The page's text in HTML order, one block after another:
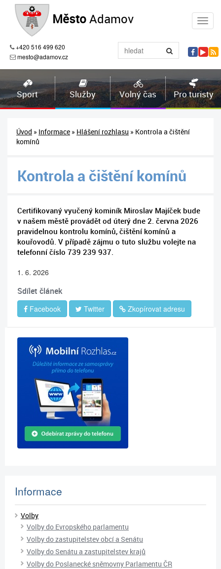
MěstoAdamov
+420 516 499 620
mesto@adamov.cz
Sport Služby Volný čas Pro turisty
Úvod » Informace » Hlášení rozhlasu » Kontrola a čištění
komínů
Kontrola a čištění komínů
Certifikovaný vyučený kominík Miroslav Majíček bude
v našem městě provádět od úterý dne 2. června 2026
pravidelnou kontrolu komínů, čištění komínů a
kouřovodů. V případě zájmu o tuto službu volejte na
telefonní číslo 739 239 937.
1. 6. 2026
Sdílet článek
Facebook Twitter Zkopírovat adresu
Informace
Volby
Volby do Evropského parlamentu
Volby do zastupitelstev obcí a Senátu
Volby do Senátu a zastupitelstev krajů
Volby do Poslanecké sněmovny Parlamentu ČR